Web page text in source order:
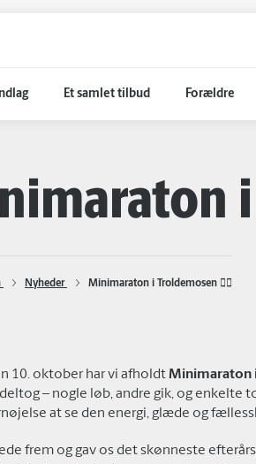
Et samlet tilbud Forældre
Nyheder Minimaraton i Troldemosen 🏃‍♂️
10. oktober har vi afholdtMinimaraton
– nogle løb, andre gik, og enkelte
at se den energi, glæde og
frem og gav os det skønneste